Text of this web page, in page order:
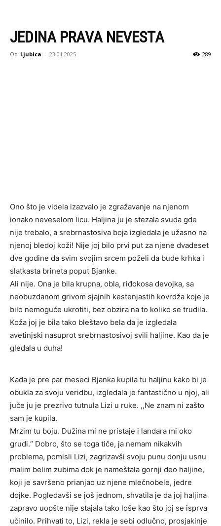
JEDINA PRAVA NEVESTA
Od Ljubica - 23.01.2025 289
Ono što je videla izazvalo je zgražavanje na njenom
ionako neveselom licu. Haljina ju je stezala svuda gde
nije trebalo, a srebrnastosiva boja izgledala je užasno na
njenoj bledoj koži! Nije joj bilo prvi put za njene dvadeset
dve godine da svim svojim srcem poželi da bude krhka i
slatkasta brineta poput Bjanke.
Ali nije. Ona je bila krupna, obla, riđokosa devojka, sa
neobuzdanom grivom sjajnih kestenjastih kovrdža koje je
bilo nemoguće ukrotiti, bez obzira na to koliko se trudila.
Koža joj je bila tako bleštavo bela da je izgledala
avetinjski nasuprot srebrnastosivoj svili haljine. Kao da je
gledala u duha!
Kada je pre par meseci Bjanka kupila tu haljinu kako bi je
obukla za svoju veridbu, izgledala je fantastično u njoj, ali
juče ju je prezrivo tutnula Lizi u ruke. ,,Ne znam ni zašto
sam je kupila.
Mrzim tu boju. Dužina mi ne pristaje i landara mi oko
grudi.“ Dobro, što se toga tiče, ja nemam nikakvih
problema, pomisli Lizi, zagrizavši svoju punu donju usnu
malim belim zubima dok je nameštala gornji deo haljine,
koji je savršeno prianjao uz njene mlečnobele, jedre
dojke. Pogledavši se još jednom, shvatila je da joj haljina
zapravo uopšte nije stajala tako loše kao što joj se isprva
učinilo. Prihvati to, Lizi, rekla je sebi odlučno, prosjakinje